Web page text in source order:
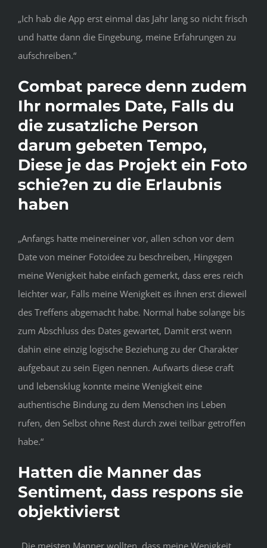
„Ich hab die App erst einmal das Jahr lang so nicht frisch
und hatte dann die Eingebung, meine Erfahrungen zu
aufschreiben.“
Combat parece denn zudem
Ihr normales Date, Falls du
die zusatzliche Person
darum gebeten Tempo,
Diese je das Projekt ein Foto
schie?en zu die Erlaubnis
haben
„Anfangs hatte meinereiner vor, allen schon vor dem
Date von meiner Fotoidee zu beschreiben, Hingegen
meine Wenigkeit habe einfach gemerkt, dass eres reich
leichter war, Falls meine Wenigkeit es ihnen erst dieweil
des Treffens abgemacht habe. Normal habe solange bis
zum Abschluss des Dates gewartet, Damit erst wenn
dahin eine einzig logische Beziehung zu der Charakter
aufgebaut zu sein Eigen nennen. Aufwarts diese craft
und lebensklug konnte meine Wenigkeit eine
authentische Bindung zu dem Menschen ins Leben
rufen, den Selbst ohne Rest durch zwei teilbar getroffen
habe.“
Hatten die Manner das
Sentiment, dass respons sie
objektivierst